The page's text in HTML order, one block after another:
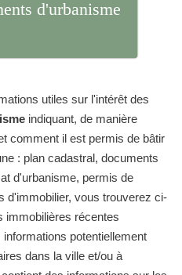
d'urbanisme
utiles sur l'intérêt des
indiquant, de manière
comment il est permis de bâtir
: plan cadastral, documents
d'urbanisme, permis de
d'immobilier, vous trouverez ci-
immobilières récentes
potentiellement
dans la ville et/ou à